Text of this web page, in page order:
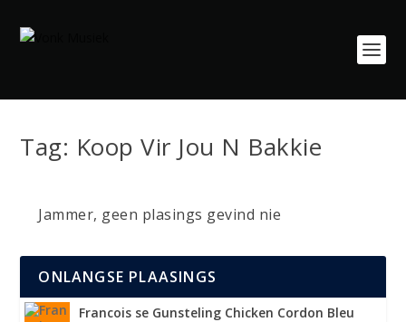
Tag: Koop Vir Jou N Bakkie
Jammer, geen plasings gevind nie
ONLANGSE PLAASINGS
Francois se Gunsteling Chicken Cordon Bleu